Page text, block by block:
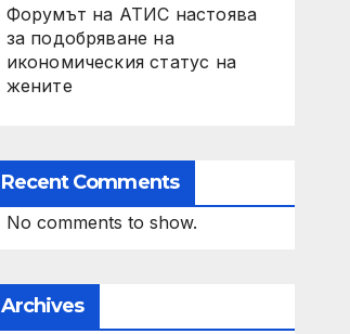
Форумът на АТИС настоява
за подобряване на
икономическия статус на
жените
Recent Comments
No comments to show.
Archives